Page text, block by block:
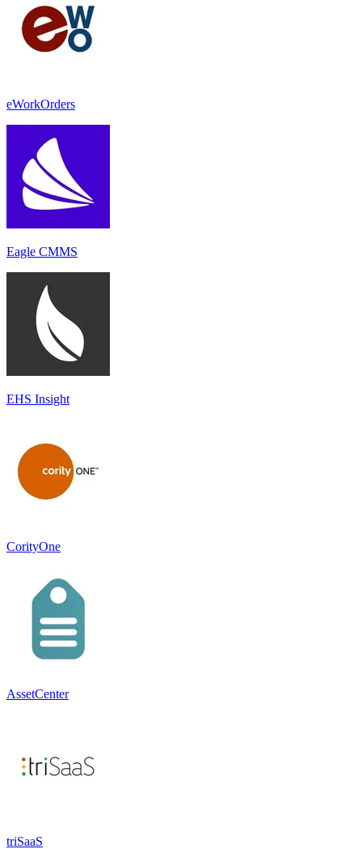
eWorkOrders
Eagle CMMS
EHS Insight
CorityOne
AssetCenter
triSaaS